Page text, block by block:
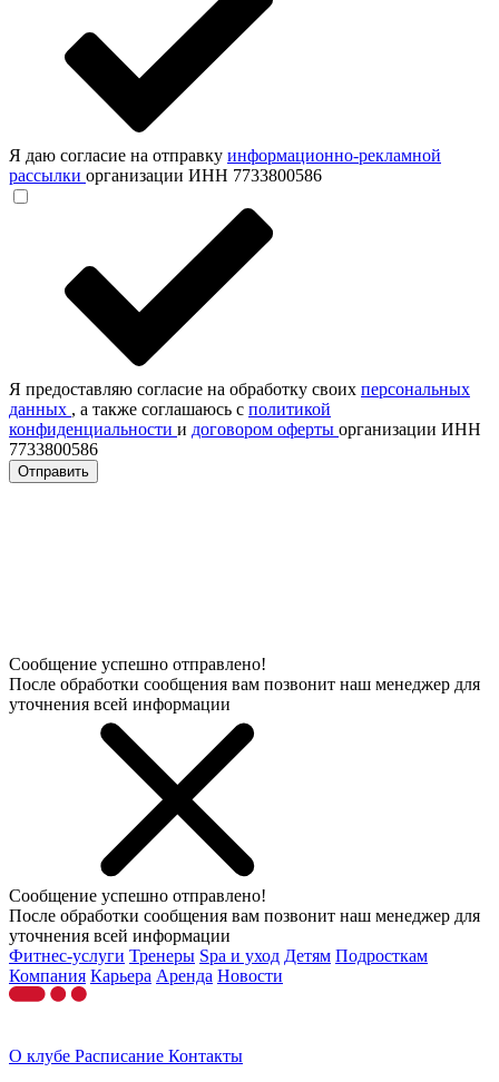
Я даю согласие на отправку информационно-рекламной
рассылки организации ИНН 7733800586
Я предоставляю согласие на обработку своих персональных
данных , а также соглашаюсь с политикой
конфиденциальности и договором оферты организации ИНН
7733800586
Отправить
Сообщение успешно отправлено!
После обработки сообщения вам позвонит наш менеджер для
уточнения всей информации
Сообщение успешно отправлено!
После обработки сообщения вам позвонит наш менеджер для
уточнения всей информации
Фитнес-услуги Тренеры Spa и уход Детям Подросткам
Компания Карьера Аренда Новости
О клубе Расписание Контакты